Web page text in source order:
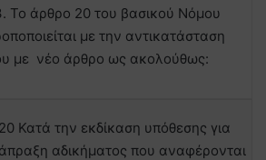
Το άρθρο 20 του βασικού Νόμου
με την αντικατάσταση
με νέο άρθρο ως ακολούθως:
Κατά την εκδίκαση υπόθεσης για
αδικήματος που αναφέρονται